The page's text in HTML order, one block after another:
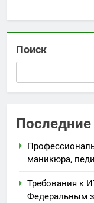
Поиск
маникюра,
Требования к
Федеральным